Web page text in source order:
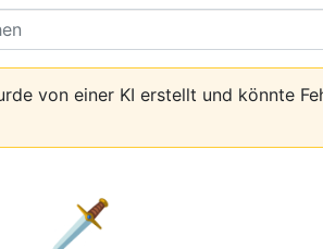
von einer KI erstellt und könnte
🗡️